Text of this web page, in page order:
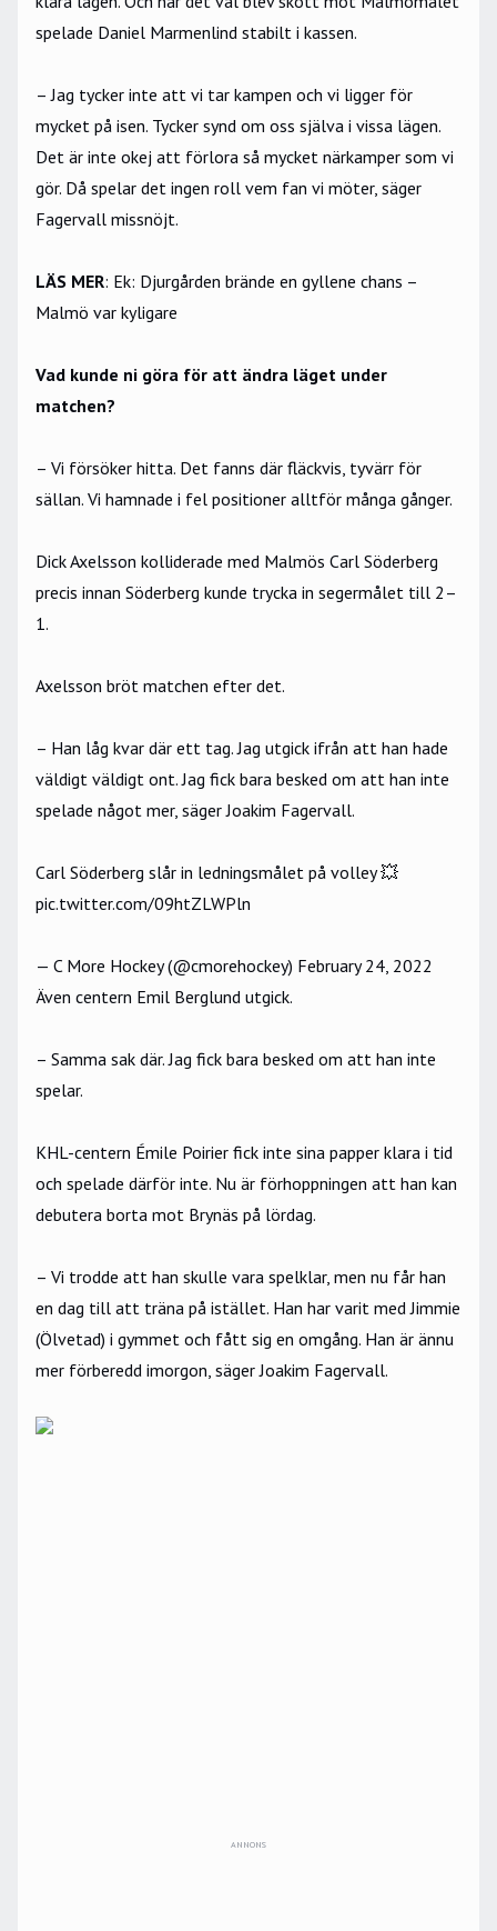
spelade Daniel Marmenlind stabilt i kassen.
– Jag tycker inte att vi tar kampen och vi ligger för
mycket på isen. Tycker synd om oss själva i vissa lägen.
Det är inte okej att förlora så mycket närkamper som vi
gör. Då spelar det ingen roll vem fan vi möter, säger
Fagervall missnöjt.
LÄS MER: Ek: Djurgården brände en gyllene chans –
Malmö var kyligare
Vad kunde ni göra för att ändra läget under
matchen?
– Vi försöker hitta. Det fanns där fläckvis, tyvärr för
sällan. Vi hamnade i fel positioner alltför många gånger.
Dick Axelsson kolliderade med Malmös Carl Söderberg
precis innan Söderberg kunde trycka in segermålet till 2–
1.
Axelsson bröt matchen efter det.
– Han låg kvar där ett tag. Jag utgick ifrån att han hade
väldigt väldigt ont. Jag fick bara besked om att han inte
spelade något mer, säger Joakim Fagervall.
Carl Söderberg slår in ledningsmålet på volley 💥
pic.twitter.com/09htZLWPln
— C More Hockey (@cmorehockey) February 24, 2022
Även centern Emil Berglund utgick.
– Samma sak där. Jag fick bara besked om att han inte
spelar.
KHL-centern Émile Poirier fick inte sina papper klara i tid
och spelade därför inte. Nu är förhoppningen att han kan
debutera borta mot Brynäs på lördag.
– Vi trodde att han skulle vara spelklar, men nu får han
en dag till att träna på istället. Han har varit med Jimmie
(Ölvetad) i gymmet och fått sig en omgång. Han är ännu
mer förberedd imorgon, säger Joakim Fagervall.